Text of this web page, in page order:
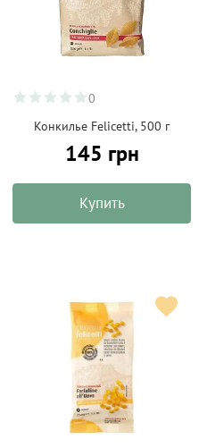
0
Конкилье Felicetti, 500 г
145 грн
Купить